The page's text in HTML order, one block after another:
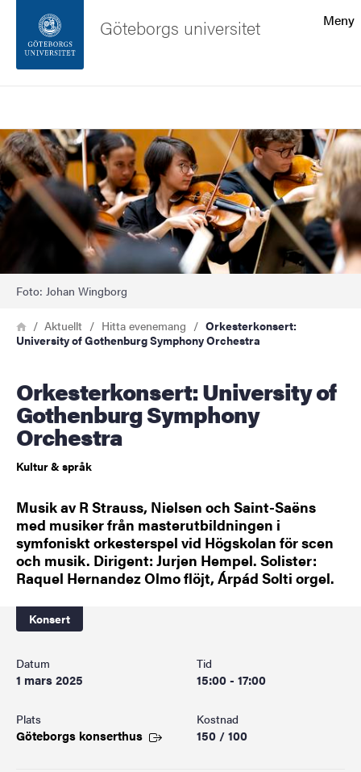
Sidfoten
Om webbplatsen
Meny
Göteborgs universitet
Bild
Foto: Johan Wingborg
Länkstig
HemAktuellt Hitta evenemang
Orkesterkonsert:
University of Gothenburg Symphony Orchestra
Orkesterkonsert: University of
Gothenburg Symphony
Orchestra
Kultur & språk
Musik av R Strauss, Nielsen och Saint-Saëns
med musiker från masterutbildningen i
symfoniskt orkesterspel vid Högskolan för scen
och musik. Dirigent: Jurjen Hempel. Solister:
Raquel Hernandez Olmo flöjt, Árpád Solti orgel.
Konsert
Datum
1 mars 2025
Tid
15:00 - 17:00
Plats
Göteborgs konserthus
Kostnad
150 / 100